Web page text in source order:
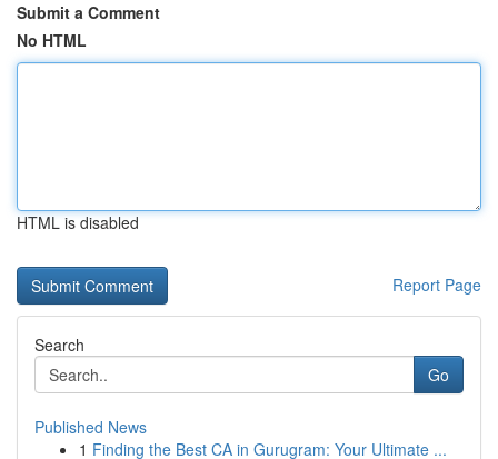
Submit a Comment
No HTML
HTML is disabled
Report Page
Search
Go
Published News
1 Finding the Best CA in Gurugram: Your Ultimate ...